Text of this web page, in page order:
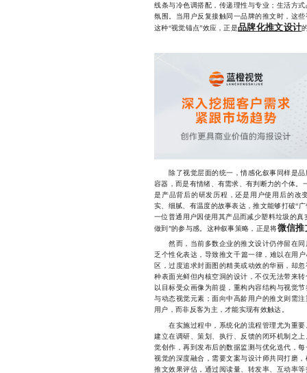
线条与冷色调搭配，传递理性与专业；生活方
氛围。当用户反复接触同一品牌的推文时，这
这种“视觉锚点”效应，正是品牌化推文设计
除了视觉层面的统一，情感化叙事同样是品
容器，而是有情绪、有需求、有判断力的个体
是产品背后的研发历程，还是用户使用后的改
实、细腻、有温度的故事表达，推文能够打破“
一位普通用户因使用其产品而减少塑料垃圾的
做到”的参与感。这种叙事策略，正是将微信推
然而，当前多数企业的推文设计仍停留在同
乏个性化表达，导致推文千篇一律，难以在用
区，过度追求封面图的精美或动效的华丽，却
种表面光鲜但内核空洞的设计，不仅无法带来
以目标受众画像为前提，重构内容结构与视觉
与动态视觉元素；面向中高龄用户的推文则需
用户，而非反客为主，才能实现有效触达。
在实施过程中，系统化的流程管理尤为重要
建立在调研、策划、执行、反馈的闭环机制之
觉创作，再到发布后的数据监测与优化迭代，
视觉的深度融合，需要文案与设计师共同打磨
推文效果评估，通过阅读量、转发率、互动率